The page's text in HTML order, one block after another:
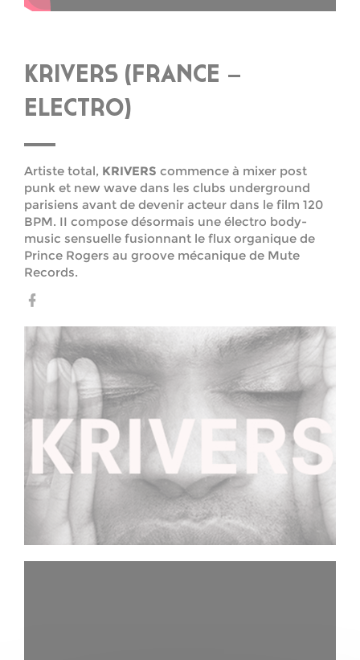
KRIVERS (FRANCE –
ELECTRO)
Artiste total, KRIVERS commence à mixer post
punk et new wave dans les clubs underground
parisiens avant de devenir acteur dans le film 120
BPM. II compose désormais une électro body-
music sensuelle fusionnant le flux organique de
Prince Rogers au groove mécanique de Mute
Records.